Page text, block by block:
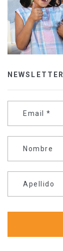
NEWSLETTER
Email *
Nombre
Apellido